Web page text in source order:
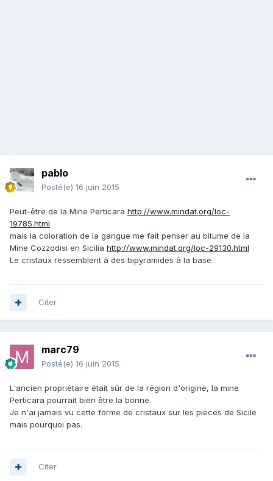
pablo
Posté(e) 16 juin 2015
Peut-être de la Mine Perticara http://www.mindat.org/loc-
19785.html
mais la coloration de la gangue me fait penser au bitume de la
Mine Cozzodisi en Sicilia http://www.mindat.org/loc-29130.html
Le cristaux ressemblent à des bipyramides à la base
Citer
marc79
Posté(e) 16 juin 2015
L'ancien propriétaire était sûr de la région d'origine, la mine
Perticara pourrait bien être la bonne.
Je n'ai jamais vu cette forme de cristaux sur les pièces de Sicile
mais pourquoi pas.
Citer